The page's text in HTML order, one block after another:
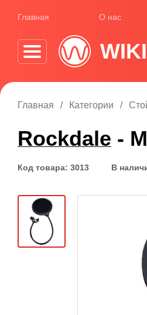
Главная О нас
Главная Категории
Rockdale -
Код товара: 3013 В